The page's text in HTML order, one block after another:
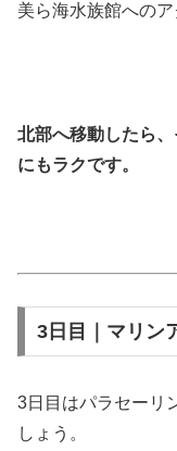
美ら海水族館への
北部へ移動したら
にもラクです。
3日目｜マリン
3日目はパラセーリ
しょう。